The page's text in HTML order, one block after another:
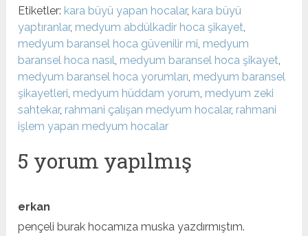
Etiketler: kara büyü yapan hocalar, kara büyü
yaptıranlar, medyum abdülkadir hoca şikayet,
medyum baransel hoca güvenilir mi, medyum
baransel hoca nasıl, medyum baransel hoca şikayet,
medyum baransel hoca yorumları, medyum baransel
şikayetleri, medyum hüddam yorum, medyum zeki
sahtekar, rahmani çalışan medyum hocalar, rahmani
işlem yapan medyum hocalar
5 yorum yapılmış
erkan
pençeli burak hocamıza muska yazdırmıştım.